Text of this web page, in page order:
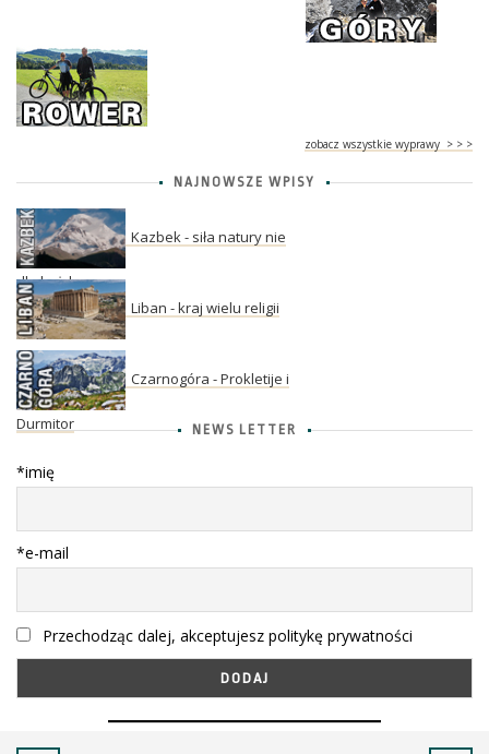
zobacz wszystkie wyprawy > > >
NAJNOWSZE WPISY
Kazbek - siła natury nie
dla każdego
Liban - kraj wielu religii
Czarnogóra - Prokletije i
Durmitor NEWS LETTER
*imię
*e-mail
Przechodząc dalej, akceptujesz politykę prywatności